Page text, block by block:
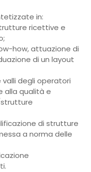
in:
ricettive e
how, attuazione di
di un layout
valli degli operatori
alla qualità e
di strutture
a norma delle